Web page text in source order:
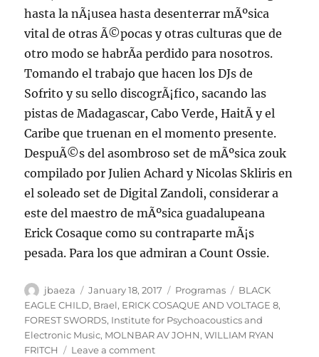
hasta la nÃ¡usea hasta desenterrar mÃºsica
vital de otras Ã©pocas y otras culturas que de
otro modo se habrÃ­a perdido para nosotros.
Tomando el trabajo que hacen los DJs de
Sofrito y su sello discogrÃ¡fico, sacando las
pistas de Madagascar, Cabo Verde, HaitÃ­ y el
Caribe que truenan en el momento presente.
DespuÃ©s del asombroso set de mÃºsica zouk
compilado por Julien Achard y Nicolas Skliris en
el soleado set de Digital Zandoli, considerar a
este del maestro de mÃºsica guadalupeana
Erick Cosaque como su contraparte mÃ¡s
pesada. Para los que admiran a Count Ossie.
Author
jbaeza
Posted
on
January 18, 2017 Categories
Programas Tags
BLACK
EAGLE CHILD, Brael, ERICK COSAQUE AND VOLTAGE 8,
FOREST SWORDS, Institute for Psychoacoustics and
Electronic Music, MOLNBAR AV JOHN,WILLIAM RYAN
FRITCH
Leave a commenton